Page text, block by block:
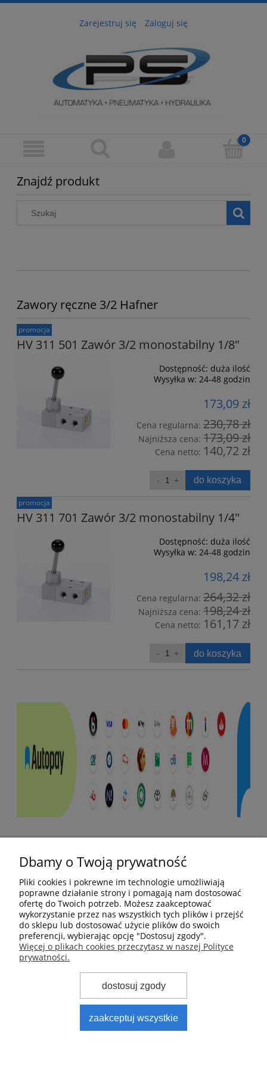
Zarejestruj się Zaloguj się
Znajdź produkt
Zawory ręczne 3/2 Hafner
HV 311 501 Zawór 3/2 monostabilny 1/8"
Dostępność: duża ilość
Wysyłka w: 24-48 godzin
173,09 zł
Cena regularna: 230,78 zł
Najniższa cena: 173,09 zł
Cena netto: 140,72 zł
do koszyka
promocja
HV 311 701 Zawór 3/2 monostabilny 1/4"
Dostępność: duża ilość
Wysyłka w: 24-48 godzin
198,24 zł
Cena regularna: 264,32 zł
Najniższa cena: 198,24 zł
Cena netto: 161,17 zł
do koszyka
promocja
Moje konto
Płatności i dostawa
Informacje
PS Automatyka Pneumatyka Hydraulika
63, 83-330 Żukowo | NIP: 6842525367 | Tel.:
Dbamy o Twoją prywatność
Pliki cookies i pokrewne im technologie umożliwiają
poprawne działanie strony i pomagają nam dostosować
ofertę do Twoich potrzeb. Możesz zaakceptować
wykorzystanie przez nas wszystkich tych plików i przejść
do sklepu lub dostosować użycie plików do swoich
preferencji, wybierając opcję "Dostosuj zgody".
Więcej o plikach cookies przeczytasz w naszej Polityce
prywatności.
dostosuj zgody
zaakceptuj wszystkie